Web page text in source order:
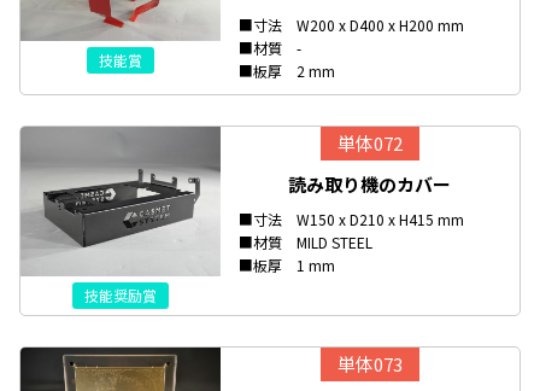
技能賞
■寸法 W200 x D400 x H200 mm
■材質 -
■板厚 2 mm
技能奨励賞
単体072
読み取り機のカバー
■寸法 W150 x D210 x H415 mm
■材質 MILD STEEL
■板厚 1 mm
単体073